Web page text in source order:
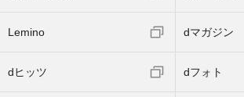
Lemino dマガジン
dヒッツ dフォト